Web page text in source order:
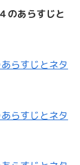
のあらすじと
らすじとネタ
らすじとネタ